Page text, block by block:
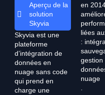
Aperçu de la
solution
Skyvia
Skyvia est une
plateforme
d’intégration de
données en
nuage sans code
qui prend en
charge une
en
liées
:
gestion
nuage